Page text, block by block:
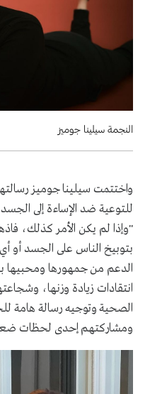
النجمة سيلينا جوميز
واختتمت سيلينا جوميز
للتوعية ضد الإساءة إلى
"وإذا لم يكن الأمر كذلك،
بتوبيخ الناس على الجسد أو
الدعم من جمهورها ومحبيها
انتقادات زيادة وزنها،
الصحية وتوجيه رسالة هامة
ومشاركتهم إحدى لحظات